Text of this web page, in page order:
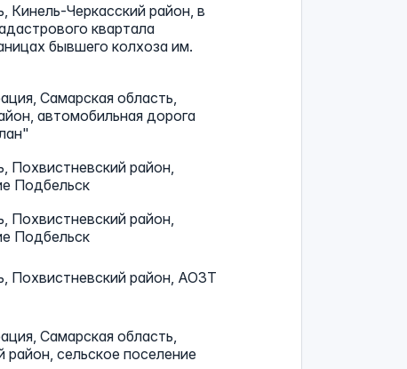
Кинель-Черкасский район, в
квартала
бывшего колхоза им.
Самарская область,
автомобильная дорога
Похвистневский район,
Подбельск
Похвистневский район,
Подбельск
Похвистневский район, АОЗТ
Самарская область,
район, сельское поселение